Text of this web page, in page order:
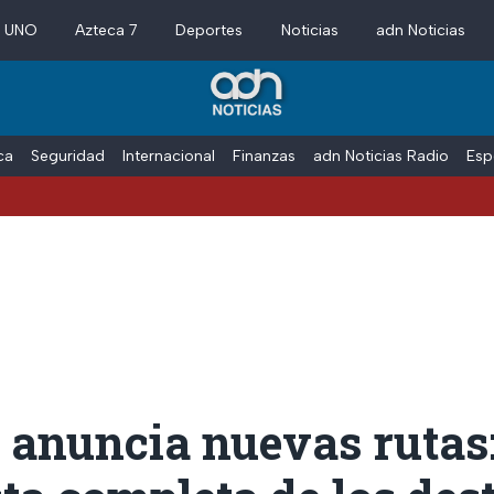
Azteca 7 Deportes Noticias adn Noticias
Seguridad Internacional Finanzas adn Noticias Radio
nuevas